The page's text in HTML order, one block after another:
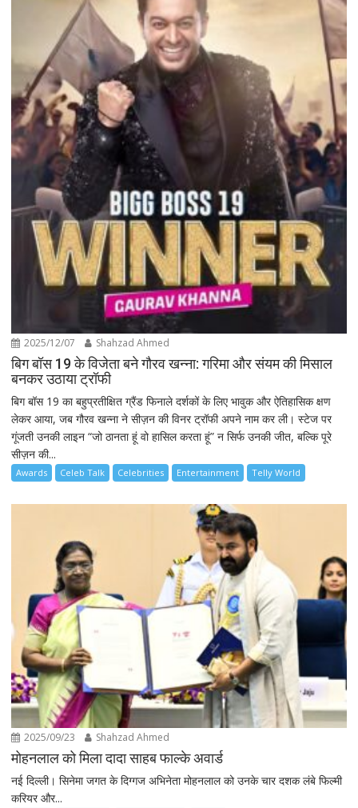
2025/12/07 Shahzad Ahmed
बिग बॉस 19 के विजेता बने गौरव खन्ना: गरिमा और संयम की मिसाल
बनकर उठाया ट्रॉफी
बिग बॉस 19 का बहुप्रतीक्षित ग्रैंड फिनाले दर्शकों के लिए भावुक और ऐतिहासिक क्षण
लेकर आया, जब गौरव खन्ना ने सीज़न की विनर ट्रॉफी अपने नाम कर ली। स्टेज पर
गूंजती उनकी लाइन “जो ठानता हूं वो हासिल करता हूं” न सिर्फ उनकी जीत, बल्कि पूरे
सीज़न की...
Awards Celeb Talk Celebrities Entertainment Telly World
2025/09/23 Shahzad Ahmed
मोहनलाल को मिला दादा साहब फाल्के अवार्ड
नई दिल्ली। सिनेमा जगत के दिग्गज अभिनेता मोहनलाल को उनके चार दशक लंबे फिल्मी
करियर और...